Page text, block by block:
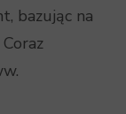
bazując na